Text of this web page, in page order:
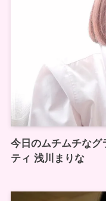
今日のムチムチなグ
ティ 浅川まりな